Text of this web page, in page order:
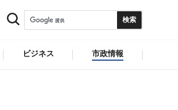
ビジネス 市政情報